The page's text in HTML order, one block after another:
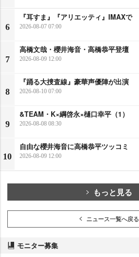
6
『耳すま』『アリエッティ』IMAXで
2026-08-07 07:00
7
高橋文哉・櫻井海音・高橋恭平登壇
2026-08-09 12:00
8
『踊る大捜査線』豪華声優陣が出演
2026-08-10 07:00
9
&TEAM・K×綱啓永×樋口幸平（1）
2026-08-08 08:30
10
自由な櫻井海音に高橋恭平ツッコミ
2026-08-09 12:00
もっと見る
ニュース一覧へ戻る
モニター募集